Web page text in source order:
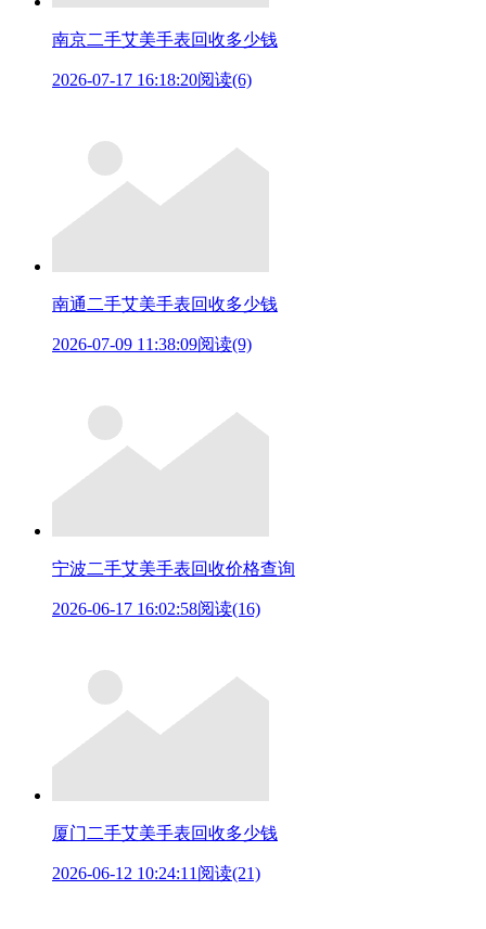
南京二手艾美手表回收多少钱
2026-07-17 16:18:20阅读(6)
南通二手艾美手表回收多少钱
2026-07-09 11:38:09阅读(9)
宁波二手艾美手表回收价格查询
2026-06-17 16:02:58阅读(16)
厦门二手艾美手表回收多少钱
2026-06-12 10:24:11 阅读(21)